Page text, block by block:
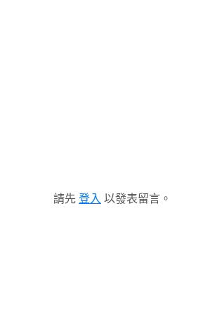
請先 登入 以發表留言。